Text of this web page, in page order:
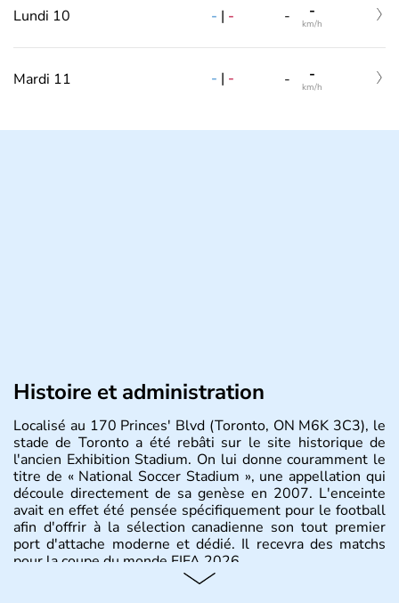
Lundi 10 - | - - -
km/h
Mardi 11 - | - - -
km/h
Histoire et administration
Localisé au 170 Princes' Blvd (Toronto, ON M6K 3C3), le
stade de Toronto a été rebâti sur le site historique de
l'ancien Exhibition Stadium. On lui donne couramment le
titre de « National Soccer Stadium », une appellation qui
découle directement de sa genèse en 2007. L'enceinte
avait en effet été pensée spécifiquement pour le football
afin d'offrir à la sélection canadienne son tout premier
port d'attache moderne et dédié. Il recevra des matchs
pour la coupe du monde FIFA 2026.